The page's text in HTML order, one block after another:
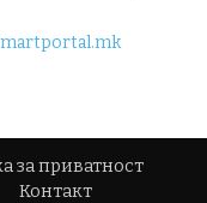
за приватност
Контакт